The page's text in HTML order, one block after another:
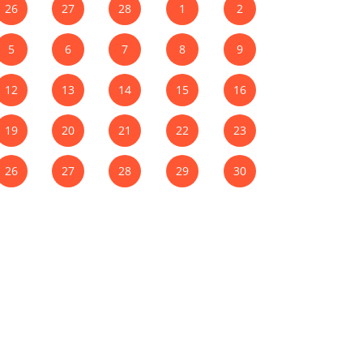
26
27 28 1 2
5 6 7 8 9
12 13 14 15 16
19 20 21 22 23
26 27 28 29 30